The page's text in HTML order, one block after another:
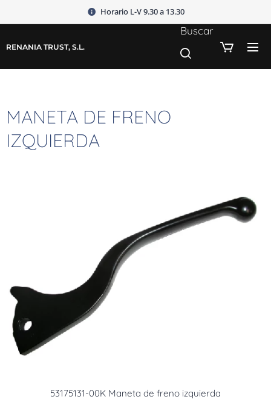
Horario L-V 9.30 a 13.30
RENANIA TRUST, S.L.
Buscar
MANETA DE FRENO
IZQUIERDA
53175131-00K Maneta de freno izquierda